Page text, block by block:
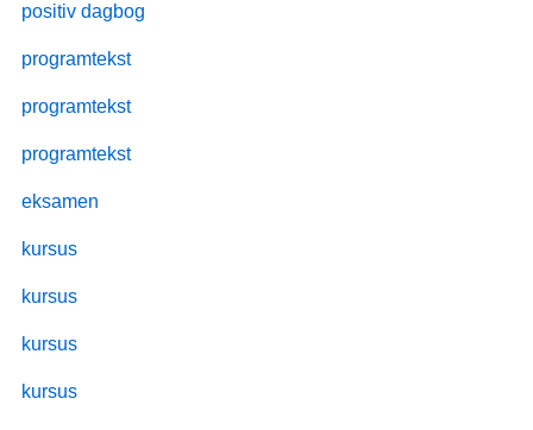
positiv dagbog
programtekst
programtekst
programtekst
eksamen
kursus
kursus
kursus
kursus